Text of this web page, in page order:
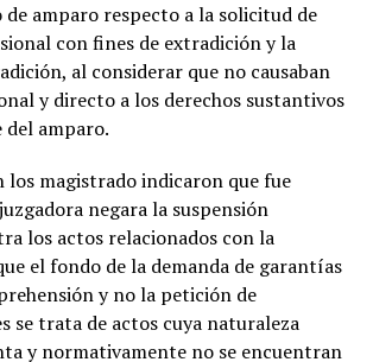
de amparo respecto a la solicitud de
con fines de extradición y la
al considerar que no causaban
y directo a los derechos sustantivos
del amparo.
los magistrado indicaron que fue
negara la suspensión
los actos relacionados con la
el fondo de la demanda de garantías
y no la petición de
se trata de actos cuya naturaleza
y normativamente no se encuentran